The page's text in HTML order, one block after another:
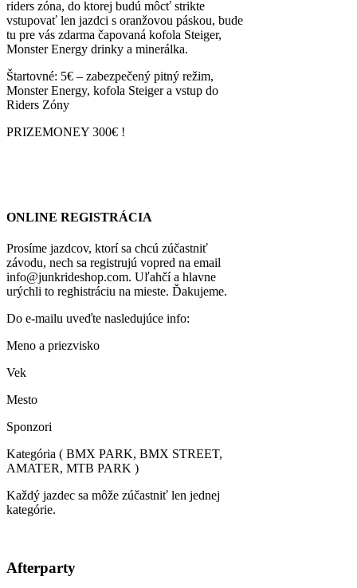
riders zóna, do ktorej budú môcť strikte
vstupovať len jazdci s oranžovou páskou, bude
tu pre vás zdarma čapovaná kofola Steiger,
Monster Energy drinky a minerálka.
Štartovné: 5€ – zabezpečený pitný režim,
Monster Energy, kofola Steiger a vstup do
Riders Zóny
PRIZEMONEY 300€ !
ONLINE REGISTRÁCIA
Prosíme jazdcov, ktorí sa chcú zúčastniť
závodu, nech sa registrujú vopred na email
info@junkrideshop.com. Uľahčí a hlavne
urýchli to reghistráciu na mieste. Ďakujeme.
Do e-mailu uveďte nasledujúce info:
Meno a priezvisko
Vek
Mesto
Sponzori
Kategória ( BMX PARK, BMX STREET,
AMATER, MTB PARK )
Každý jazdec sa môže zúčastniť len jednej
kategórie.
Afterparty